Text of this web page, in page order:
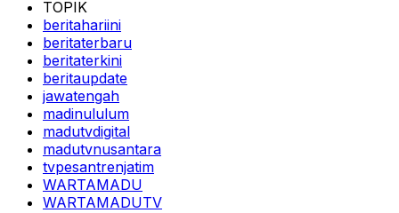
TOPIK
beritahariini
beritaterbaru
beritaterkini
beritaupdate
jawatengah
madinululum
madutvdigital
madutvnusantara
tvpesantrenjatim
WARTAMADU
WARTAMADUTV